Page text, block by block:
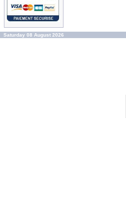
Saturday 08 August 2026